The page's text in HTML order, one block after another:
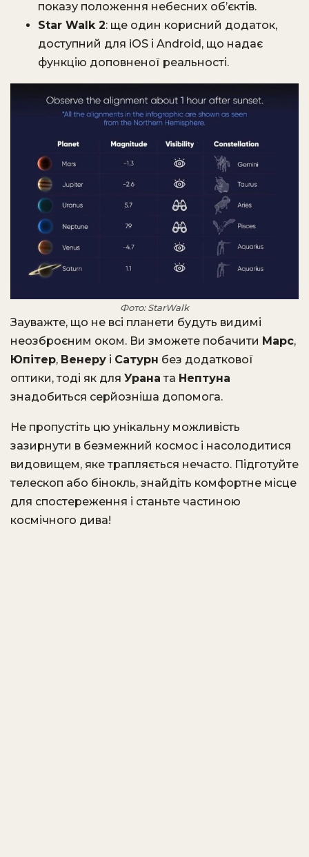
показу положення небесних об’єктів.
Star Walk 2: ще один корисний додаток,
доступний для iOS і Android, що надає
функцію доповненої реальності.
Фото: StarWalk
Зауважте, що не всі планети будуть видимі
неозброєним оком. Ви зможете побачити Марс,
Юпітер, Венеру і Сатурн без додаткової
оптики, тоді як для Урана та Нептуна
знадобиться серйозніша допомога.
Не пропустіть цю унікальну можливість
зазирнути в безмежний космос і насолодитися
видовищем, яке трапляється нечасто. Підготуйте
телескоп або бінокль, знайдіть комфортне місце
для спостереження і станьте частиною
космічного дива!